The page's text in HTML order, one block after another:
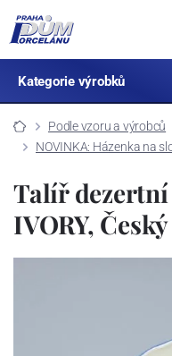
Kategorie výrobků
Podle vzoru a výrobců
NOVINKA: Házenka na
Talíř dezertní
IVORY,